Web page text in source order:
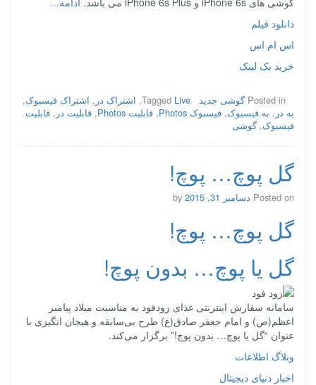
دانلود فیلم
اس ام اس
خرید بک لینک
Posted in گوشی جدید Tagged Live
, اشتراک در , اشتراک فیسبوک,
به در , به فیسبوک, فیسبوک Photos , قابلیت Photos , قابلیت در , قابلیت
فیسبوک,گوشی
گل پوچ… پوچ!
Posted on دسامبر 31, 2015
گل پوچ… پوچ!
گل یا پوچ… بدون پوچ!
سامانه سفارش اینترنتی غذای زودفود به مناسبت میلاد پیامبر
اعظم(ص) و امام جعفر صادق(ع) طرح بی‌سابقه و هیجان انگیزی با
عنوان “گل یا پوچ… بدون پوچ!” برگزار می‌کند.
وبلاگ اطلاعات
اخبار دنیای دیجیتال